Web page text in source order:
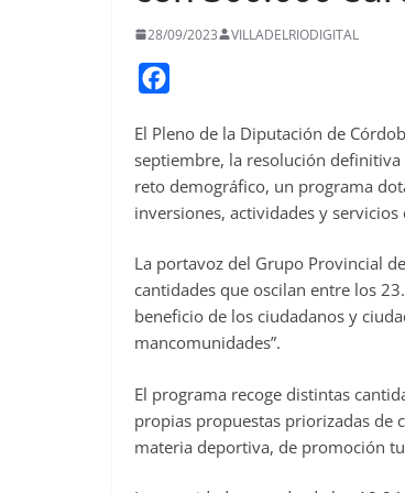
28/09/2023 VILLADELRIODIGITAL
c
e
b
o
k
El Pleno de la Diputación de
septiembre, la resolución definitiva
reto demográfico, un programa
inversiones, actividades y
La portavoz del Grupo Provincial
cantidades que oscilan entre los
beneficio de los ciudadanos y
mancomunidades”.
El programa recoge distintas
propias propuestas priorizadas de
materia deportiva, de promoción